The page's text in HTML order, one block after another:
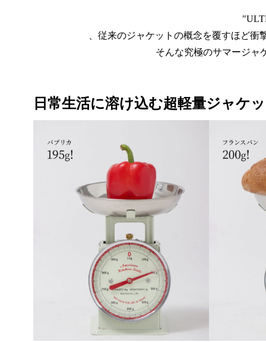
、従来のジャケットの概念を覆すほど
そんな究極のサマージャ
日常生活に溶け込む超軽量ジャケ